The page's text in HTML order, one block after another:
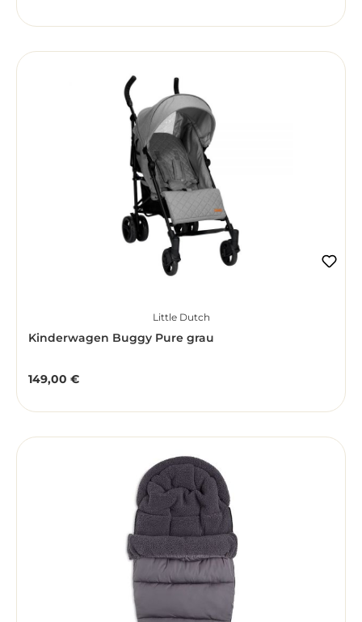
Little Dutch
Kinderwagen Buggy Pure grau
Regulärer Preis:
149,00 €